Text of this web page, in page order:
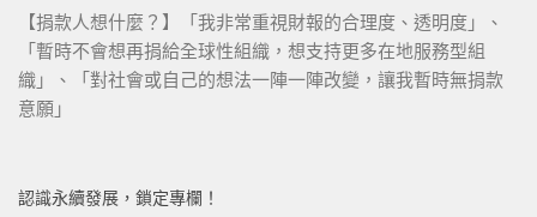
【捐款人想什麼？】「我非常重視財報的合理度、透明度」、
「暫時不會想再捐給全球性組織，想支持更多在地服務型組
織」、「對社會或自己的想法一陣一陣改變，讓我暫時無捐款
意願」
認識永續發展，鎖定專欄！